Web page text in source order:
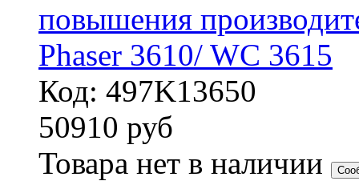
повышения
Phaser 3610/ WC 3615
Код: 497K13650
50910 руб
Товара нет в наличии